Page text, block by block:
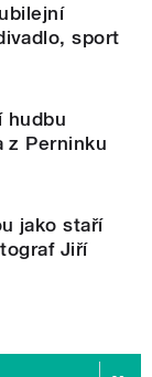
sport
hudbu
z Perninku
jako staří
Jiří